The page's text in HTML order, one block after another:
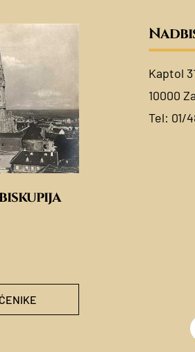
Kaptol
10000
Tel: 01/